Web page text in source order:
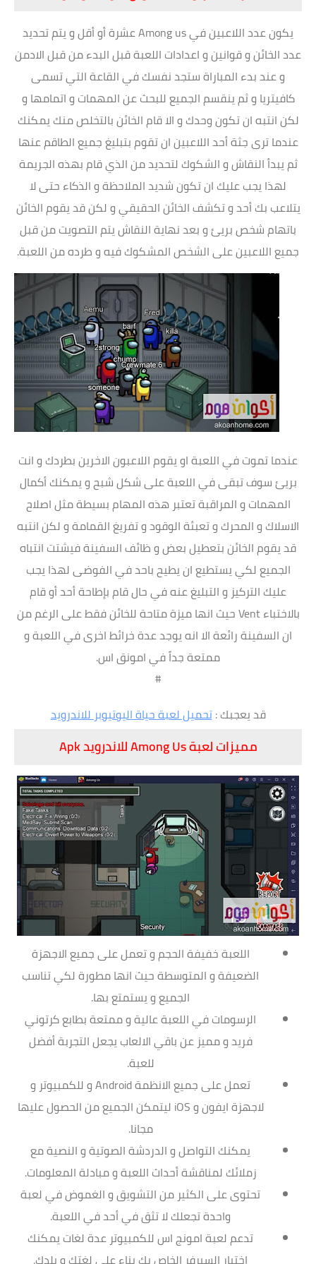
يكون عدد اللاعبين في Among us عشرة أو أقل و يتم تحديد
عدد الخائن و قوانين و اعدادات اللعبة قبل البدء من قبل الادمن
و عند بدء المباراة ستجد نفسك في القاعة التي تسمى
كافيتريا و ثم ينقسم الجميع للبحث عن المهمات و اتمامها و
لكن انتبه ان تكون وحدك و الا قام الخائن بالتخلص منك يمكنك
عندما ترى جثة أحد اللاعبين ان تقوم بتبليغ جميع الطاقم عنها
ثم يبدأ النقاش و الشكوك لتحديد من الذي قام بهذه الجريمة
لهذا يجب عليك ان تكون شديد الملاحظة و الذكاء حتى لا
يتلاعب بك أحد و تكشف الخائن الحقيقي و لكن قد يقوم الخائن
باتهام شخص بريئ و بعد نهاية النقاش يتم التصويت من قبل
جميع اللاعبين على الشخص المشكوك فيه و طرده من اللعبة.
عندما تموت في اللعبة او يقوم اللاعبون الاخرين بطردك و انت
بريئ سوف تبقى في اللعبة على شكل شبح و يمكنك أكمال
المهمات و المراقبة تعتبر هذه المهام بسيطة مثل اصلاح
الاسلاك و المحرك و تعبئة الوقود و تفريغ القمامة و لكن انتبه
قد يقوم الخائن بتعطيل بعض و ظائف السفينة فيشتت انتباه
الجميع لكي يستطيع ان يطيح باحد في الفوضى لهذا يجب
عليك التركيز و التبليغ عنه في حال قام بإطاحة أحد أو قام
بالاختباء Vent حيث انها ميزة متاحة للخائن فقط على الرغم من
ان السفينة رائعة الا انه يوجد عدة خرائط اخرى في اللعبة و
ممتعة جداً في امونق اس.
#
قد يعجبك :تحميل لعبة حياة اليوتيوبر للاندرويد
مميزات لعبة Among Us للاندرويد Apk
اللعبة خفيفة الحجم و تعمل على جميع الاجهزة
الضعيفة و المتوسطة حيث انها مطورة لكي تناسب
الجميع و يستمتع بها.
الرسومات في اللعبة عالية و ممتعة بطابع كرتوني
فريد و مميز عن باقي الالعاب يجعل التجربة أفضل
للعبة.
تعمل على جميع الانظمة Android و للكمبيوتر و
لاجهزة ايفون و iOS ليتمكن الجميع من الحصول عليها
مجانا.
يمكنك التواصل و الدردشة الصوتية و النصية مع
زملائك لمناقشة أحداث اللعبة و مبادلة المعلومات.
تحتوى على الكثير من التشويق و الغموض في لعبة
واحدة تجعلك لا تثق في أحد في اللعبة.
تدعم لعبة امونج اس للكمبيوتر عدة لغات يمكنك
اختيار السيرفر الخاص بك بناء على لغتك و بلدك.